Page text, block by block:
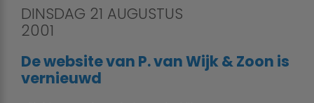
DINSDAG 21 AUGUSTUS
2001
De website van P. van Wijk & Zoon is
vernieuwd